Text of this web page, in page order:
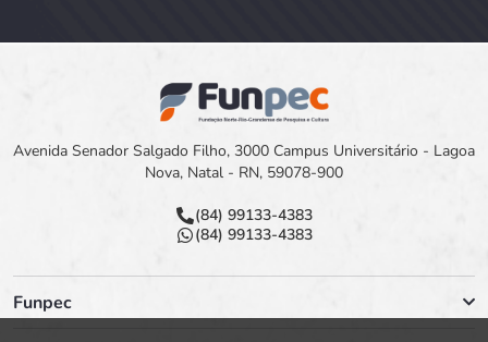
Avenida Senador Salgado Filho, 3000 Campus Universitário - Lagoa
Nova, Natal - RN, 59078-900
(84) 99133-4383
(84) 99133-4383
Funpec